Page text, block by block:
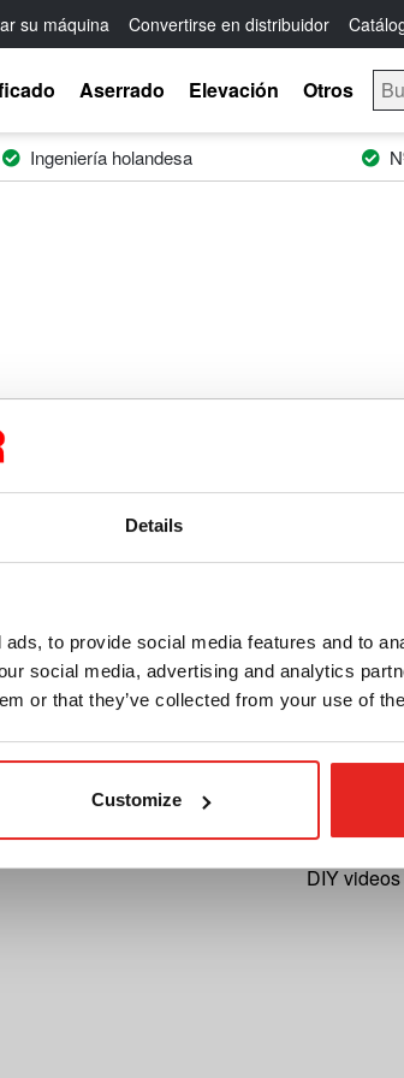
Details
to provide social media features and to
social media, advertising and analytics
or that they’ve collected from your use of
Customize
su máquina Convertirse en distribuidor
Aserrado Elevación Otros
Ingeniería holandesa
en distribuidor
Solicitud
Registrar
Garantía
Archive
DIY videos